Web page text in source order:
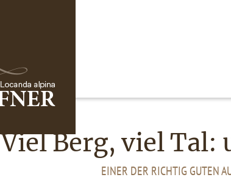
Viel Berg, viel Tal:
EINER DER RICHTIG GUTEN